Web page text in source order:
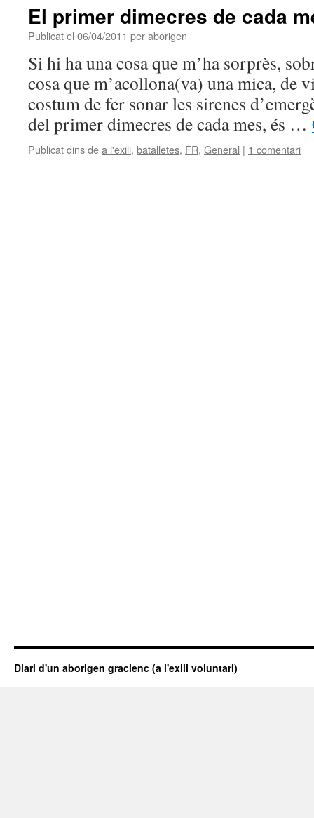
El primer dimecres de cada
Publicat el 06/04/2011 peraborigen
Si hi ha una cosa que m’ha sorprès,
cosa que m’acollona(va) una mica, de
costum de fer sonar les sirenes
del primer dimecres de cada mes, és …
Publicat dins dea l'exili, batalletes, FR, General | 1 comentari
Diari d'un aborigen gracienc (a l'exili voluntari)